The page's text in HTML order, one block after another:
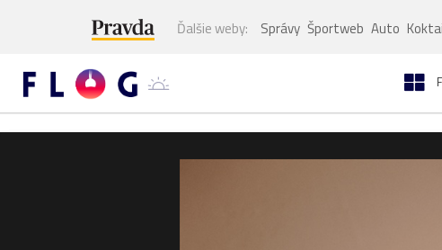
Ďalšie weby: Správy Športweb Auto